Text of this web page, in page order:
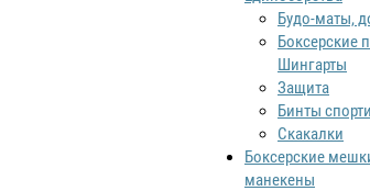
Будо-маты,
Боксерские
Шингарты
Защита
Бинты
Скакалки
Боксерские
манекены